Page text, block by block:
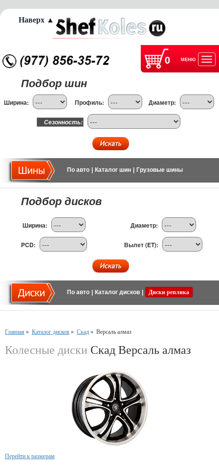
0 МЕНЮ
Подбор шин
Ширина: Профиль: Диаметр:
Сезонность:
По авто Каталог шин Грузовые шины
Подбор дисков
Ширина: Диаметр:
PCD: Вылет (ET):
По авто Каталог дисков Диски реплика
Главная » Каталог дисков » Скад » Версаль алмаз
Колесные диски Скад Версаль алмаз
Перейти к размерам
Наверх ▲